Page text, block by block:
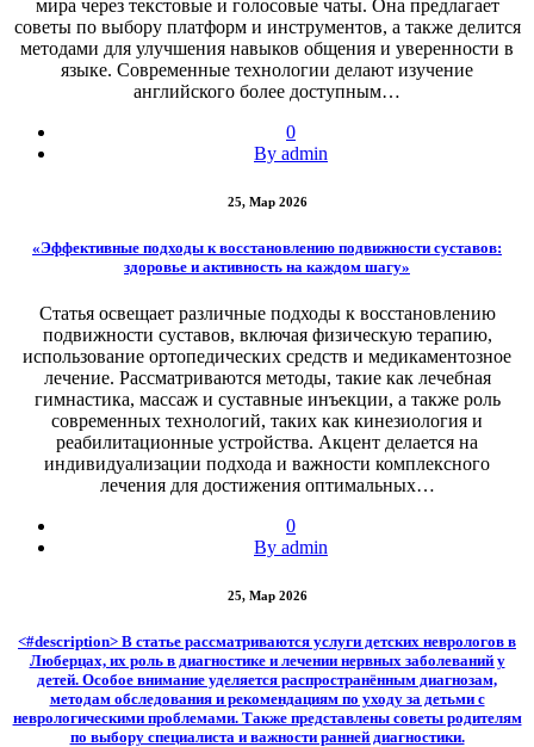
мира через текстовые и голосовые чаты. Она предлагает
советы по выбору платформ и инструментов, а также делится
методами для улучшения навыков общения и уверенности в
языке. Современные технологии делают изучение
английского более доступным…
0
By admin
25, Мар 2026
«Эффективные подходы к восстановлению подвижности суставов:
здоровье и активность на каждом шагу»
Статья освещает различные подходы к восстановлению
подвижности суставов, включая физическую терапию,
использование ортопедических средств и медикаментозное
лечение. Рассматриваются методы, такие как лечебная
гимнастика, массаж и суставные инъекции, а также роль
современных технологий, таких как кинезиология и
реабилитационные устройства. Акцент делается на
индивидуализации подхода и важности комплексного
лечения для достижения оптимальных…
0
By admin
25, Мар 2026
<#description> В статье рассматриваются услуги детских неврологов в
Люберцах, их роль в диагностике и лечении нервных заболеваний у
детей. Особое внимание уделяется распространённым диагнозам,
методам обследования и рекомендациям по уходу за детьми с
неврологическими проблемами. Также представлены советы родителям
по выбору специалиста и важности ранней диагностики.